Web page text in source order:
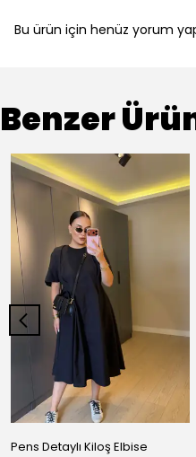
Bu ürün için henüz yorum
Benzer
Pens Detaylı Kiloş Elbise